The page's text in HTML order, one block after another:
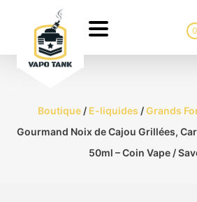
0
Boutique / E-liquides /Grands
Gourmand Noix de Cajou Grillées,
50ml – Coin Vape /